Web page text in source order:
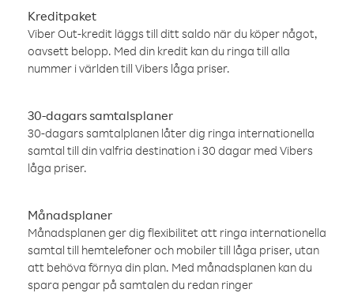
Kreditpaket
Viber Out-kredit läggs till ditt saldo när du köper något,
oavsett belopp. Med din kredit kan du ringa till alla
nummer i världen till Vibers låga priser.
30-dagars samtalsplaner
30-dagars samtalplanen låter dig ringa internationella
samtal till din valfria destination i 30 dagar med Vibers
låga priser.
Månadsplaner
Månadsplanen ger dig flexibilitet att ringa internationella
samtal till hemtelefoner och mobiler till låga priser, utan
att behöva förnya din plan. Med månadsplanen kan du
spara pengar på samtalen du redan ringer